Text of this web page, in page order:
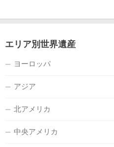
エリア別世界遺産
ヨーロッパ
アジア
北アメリカ
中央アメリカ